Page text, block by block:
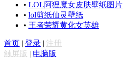
• LOL阿狸魔女皮肤壁纸图片
• lol剪纸仙灵壁纸
• 王者荣耀黄化女英雄
首页 | 登录 | 注册
触屏版 | 电脑版